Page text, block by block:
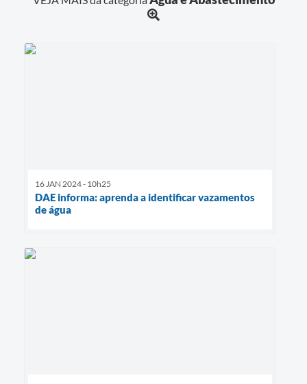
16 JAN 2024 - 10h25
DAE informa: aprenda a identificar vazamentos
de água